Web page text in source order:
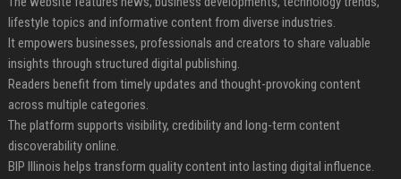
lifestyle topics and informative content from diverse industries.
It empowers businesses, professionals and creators to share valuable
insights through structured digital publishing.
Readers benefit from timely updates and thought-provoking content
across multiple categories.
The platform supports visibility, credibility and long-term content
discoverability online.
BIP Illinois helps transform quality content into lasting digital influence.